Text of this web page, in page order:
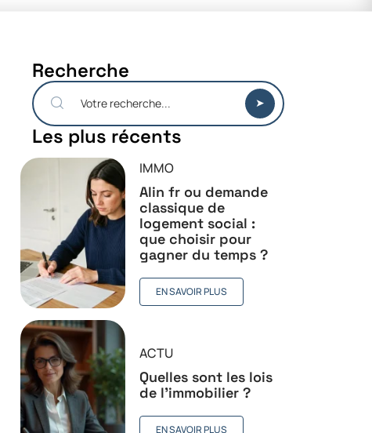
Recherche
Les plus récents
IMMO
Alin fr ou demande
classique de
logement social :
que choisir pour
gagner du temps ?
EN SAVOIR PLUS
ACTU
Quelles sont les lois
de l’immobilier ?
EN SAVOIR PLUS